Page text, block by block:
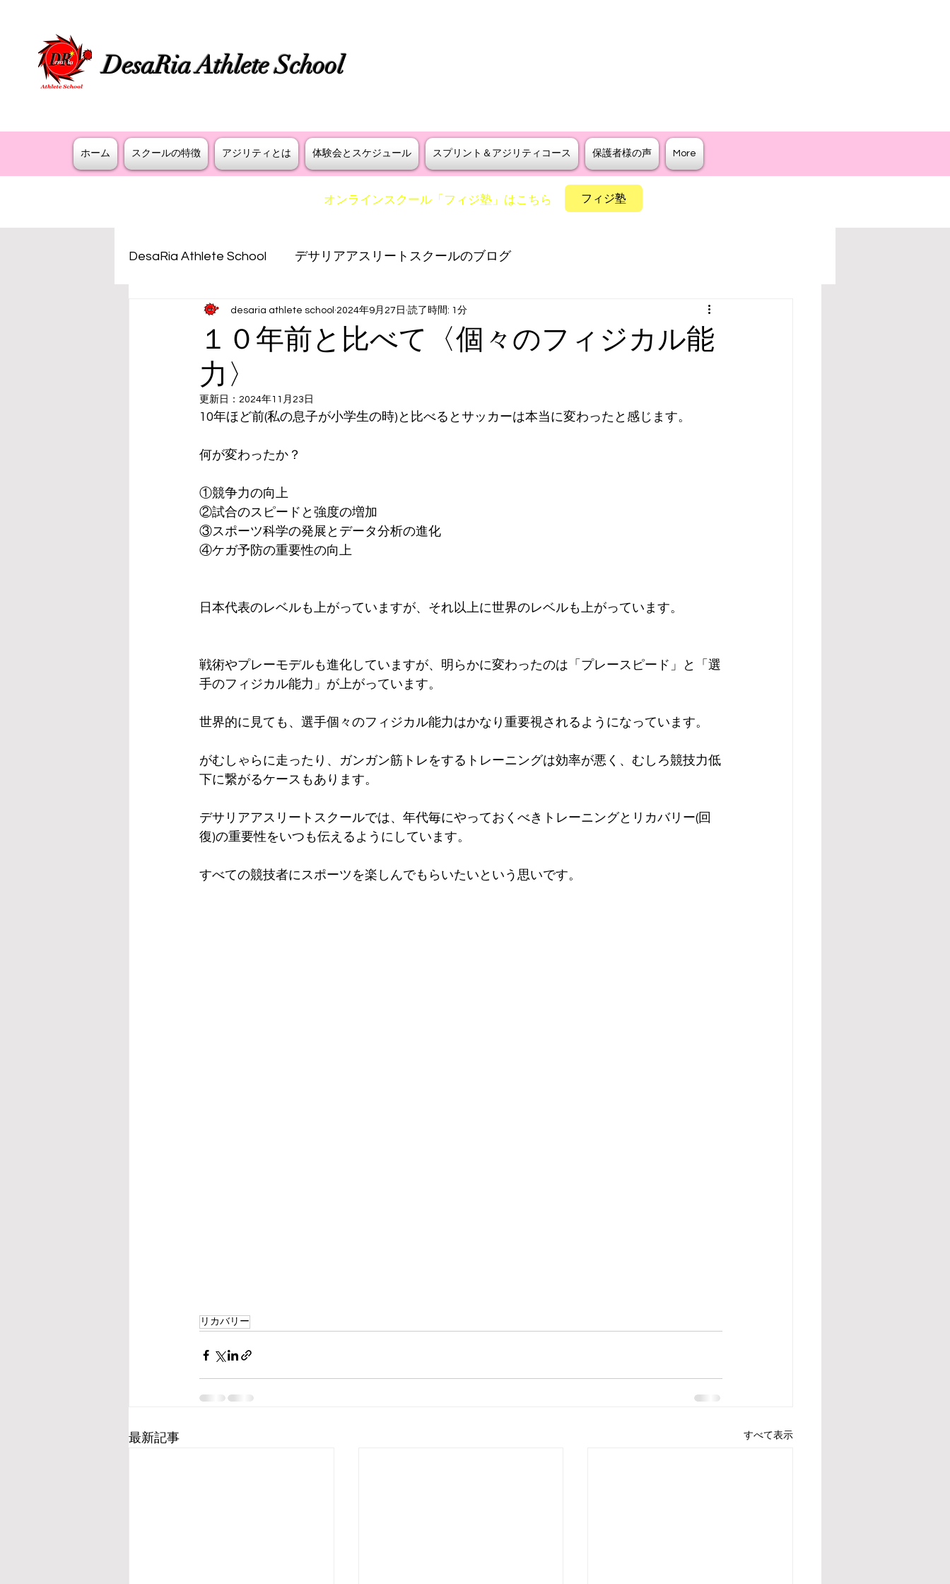
DesaRia Athlete School
ホーム スクールの特徴 アジリティとは 体験会とスケジュール スプリント＆アジリティコース 保護者様の声 More
​オンラインスクール「フィジ塾」はこちら フィジ塾
DesaRia Athlete School デサリアアスリートスクールのブログ
１０年前と比べて〈個々のフィジカル能
力〉
desaria athlete school 2024年9月27日 読了時間: 1分
更新日： 2024年11月23日
10年ほど前(私の息子が小学生の時)と比べるとサッカーは本当に変わったと感じます。
何が変わったか？
①競争力の向上
②試合のスピードと強度の増加
③スポーツ科学の発展とデータ分析の進化
④ケガ予防の重要性の向上
日本代表のレベルも上がっていますが、それ以上に世界のレベルも上がっています。
戦術やプレーモデルも進化していますが、明らかに変わったのは「プレースピード」と「選
手のフィジカル能力」が上がっています。
世界的に見ても、選手個々のフィジカル能力はかなり重要視されるようになっています。
がむしゃらに走ったり、ガンガン筋トレをするトレーニングは効率が悪く、むしろ競技力低
下に繋がるケースもあります。
デサリアアスリートスクールでは、年代毎にやっておくべきトレーニングとリカバリー(回
復)の重要性をいつも伝えるようにしています。
すべての競技者にスポーツを楽しんでもらいたいという思いです。
リカバリー
最新記事 すべて表示